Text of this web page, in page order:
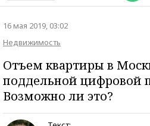
16 мая 2019, 03:02
Недвижимость
Отъем квартиры в
поддельной цифровой
Возможно ли это?